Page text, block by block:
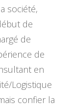
société,
de
de
de
en
Logistique
confier la